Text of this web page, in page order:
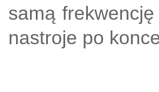
samą
nastroje po